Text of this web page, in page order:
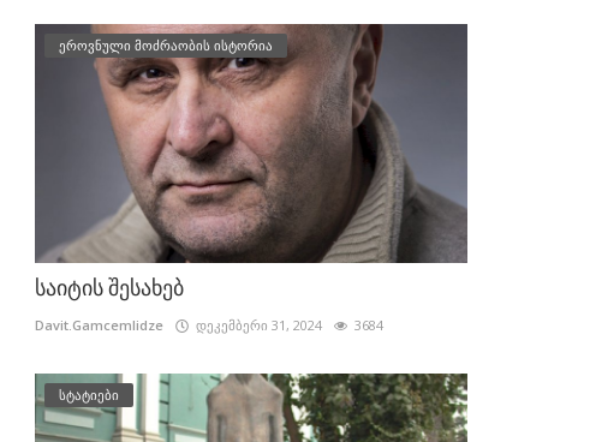
ეროვნული მოძრაობის ისტორია
საიტის შესახებ
Davit.Gamcemlidze დეკემბერი 31, 2024 3684
სტატიები